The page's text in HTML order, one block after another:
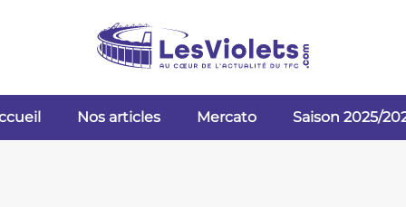
Nos articles Mercato Saison 2025/